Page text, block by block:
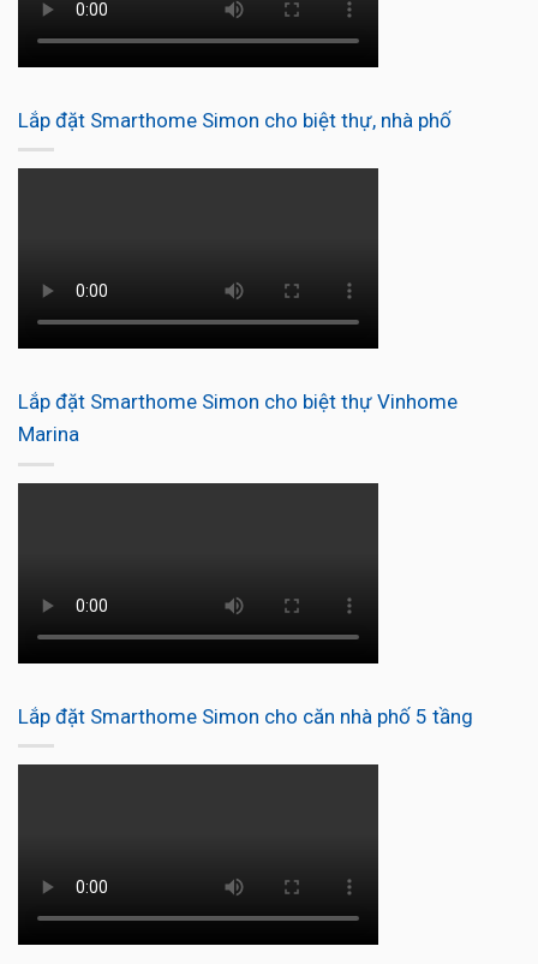
Lắp đặt Smarthome Simon cho biệt thự, nhà phố
Lắp đặt Smarthome Simon cho biệt thự Vinhome
Marina
Lắp đặt Smarthome Simon cho căn nhà phố 5 tầng